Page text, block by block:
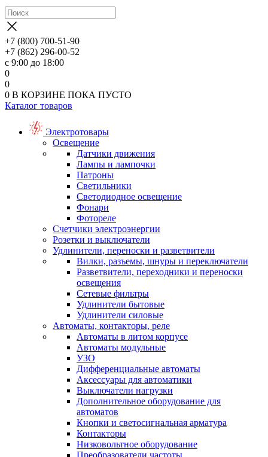
+7 (800) 700-51-90
+7 (862) 296-00-52
с 9:00 до 18:00
0
0
0 В КОРЗИНЕ ПОКА ПУСТО
Каталог товаров
Электротовары
Освещение
Датчики движения
Лампы и лампочки
Патроны
Светильники
Светодиодное освещение
Фонари
Фотореле
Счетчики электроэнергии
Розетки и выключатели
Удлинители, переноски и разветвители
Вилки, разъемы, шнуры и переключатели
Разветвители, переходники и переноски
освещения
Сетевые фильтры
Удлинители бытовые
Удлинители силовые
Автоматы, контакторы, реле
Автоматы в литом корпусе
Автоматы модульные
УЗО
Дифференциальные автоматы
Аксессуары для автоматики
Выключатели нагрузки
Дополнительное оборудование для
автоматов
Кнопки и светосигнальная арматура
Контакторы
Низковольтное оборудование
Преобразователи частоты